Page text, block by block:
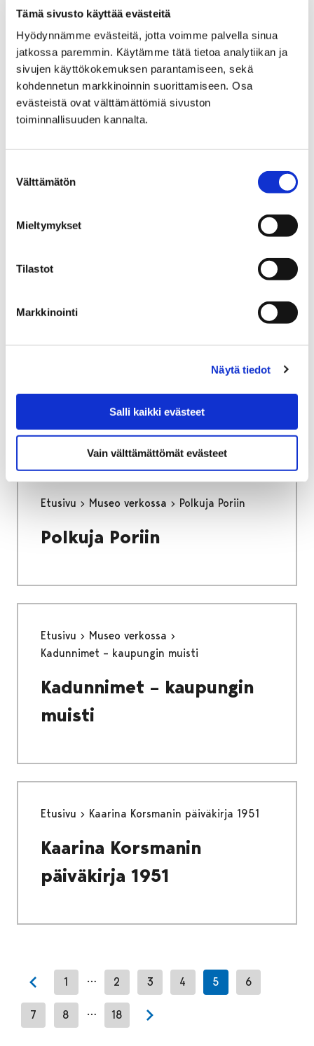
Tämä sivusto käyttää evästeitä
Hyödynnämme evästeitä, jotta voimme palvella sinua
jatkossa paremmin. Käytämme tätä tietoa analytiikan ja
sivujen käyttökokemuksen parantamiseen, sekä
kohdennetun markkinoinnin suorittamiseen. Osa
evästeistä ovat välttämättömiä sivuston
toiminnallisuuden kannalta.
valinta
Välttämätön
Mieltymykset
Tilastot
Markkinointi
Näytä tiedot
Salli kaikki evästeet
Vain välttämättömät evästeet
Museon lausunnot
Pomarkku
Etusivu
Museo verkossa
Pisara – kulttuuriympäristöt arjen arvoiksi
Pisara –
kulttuuriympäristöt arjen
Etusivu Museo verkossa Polkuja Poriin
Polkuja Poriin
Etusivu
Museo verkossa
Kadunnimet – kaupungin muisti
Kadunnimet – kaupungin
muisti
Etusivu Kaarina Korsmanin päiväkirja 1951
Kaarina Korsmanin
päiväkirja 1951
Previous page
1 … 2 3 4 5 6
7 8 … 18
Next page